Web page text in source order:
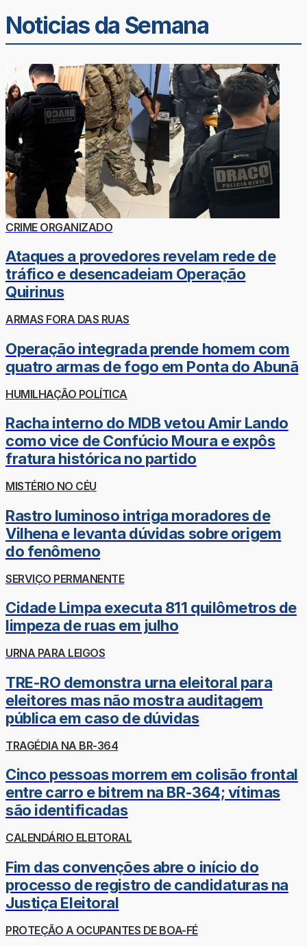
Noticias da Semana
CRIME ORGANIZADO
Ataques a provedores revelam rede de
tráfico e desencadeiam Operação
Quirinus
ARMAS FORA DAS RUAS
Operação integrada prende homem com
quatro armas de fogo em Ponta do Abunã
HUMILHAÇÃO POLÍTICA
Racha interno do MDB vetou Amir Lando
como vice de Confúcio Moura e expôs
fratura histórica no partido
MISTÉRIO NO CÉU
Rastro luminoso intriga moradores de
Vilhena e levanta dúvidas sobre origem
do fenômeno
SERVIÇO PERMANENTE
Cidade Limpa executa 811 quilômetros de
limpeza de ruas em julho
URNA PARA LEIGOS
TRE-RO demonstra urna eleitoral para
eleitores mas não mostra auditagem
pública em caso de dúvidas
TRAGÉDIA NA BR-364
Cinco pessoas morrem em colisão frontal
entre carro e bitrem na BR-364; vítimas
são identificadas
CALENDÁRIO ELEITORAL
Fim das convenções abre o início do
processo de registro de candidaturas na
Justiça Eleitoral
PROTEÇÃO A OCUPANTES DE BOA-FÉ